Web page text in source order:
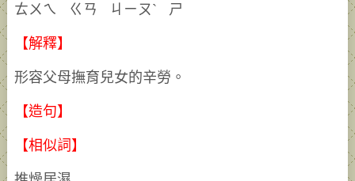
ㄊㄨㄟ ㄍㄢ ㄐㄧㄡˋ ㄕ
【解釋】
形容父母撫育兒女的辛勞。
【造句】
【相似詞】